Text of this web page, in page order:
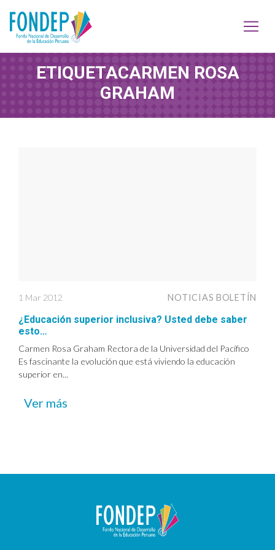
ETIQUETACARMEN ROSA
GRAHAM
1 Mar 2012 NOTICIAS BOLETÍN
¿Educación superior inclusiva? Usted debe saber
esto…
Carmen Rosa Graham Rectora de la Universidad del Pacífico
Es fascinante la evolución que está viviendo la educación
superior en...
Ver más